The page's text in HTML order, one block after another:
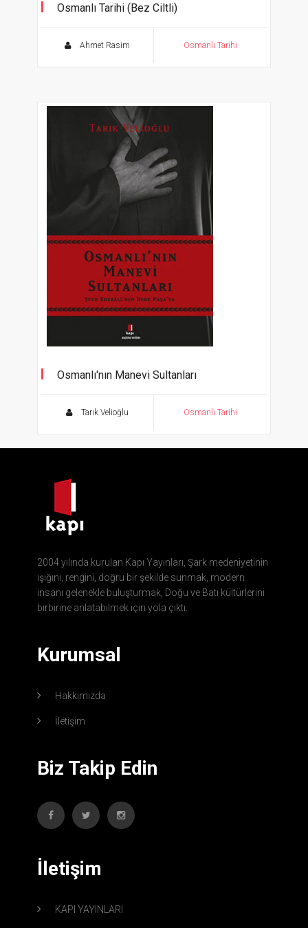
Osmanlı Tarihi (Bez Ciltli)
Ahmet Rasim Osmanlı Tarihi
Osmanlı'nın Manevi Sultanları
Tarık Velioğlu Osmanlı Tarihi
2004 yılında kurulan Kapı Yayınları, Şark medeniyetinin
ışığını, rengini, doğru bir şekilde sunmak, modern
insanı gelenekle buluşturmak, Doğu ve Batı kültürlerini
birbirine anlatabilmek için yola çıktı.
Kurumsal
Hakkımızda
İletişim
Biz Takip Edin
İletişim
KAPI YAYINLARI